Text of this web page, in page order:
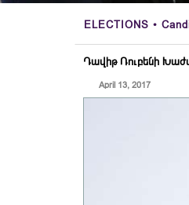
ELECTIONS •
Դավիթ Ռուբենի
April 13, 2017